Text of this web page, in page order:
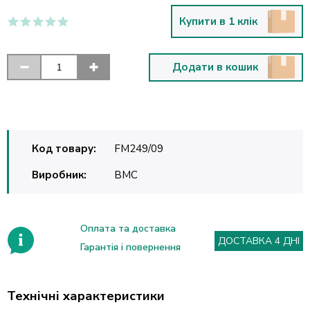
Купити в 1 клік
Додати в кошик
Код товару:
FM249/09
Виробник:
BMC
Оплата та доставка
Гарантія і повернення
ДОСТАВКА 4 ДНІ
Технічні характеристики